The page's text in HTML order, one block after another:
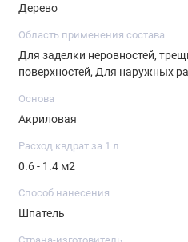
Дерево
Область применения состава
Для заделки неровностей,
поверхностей, Для наружных
Основа
Акриловая
Расход квдрат за 1 л
0.6 - 1.4 м2
Способ нанесения
Шпатель